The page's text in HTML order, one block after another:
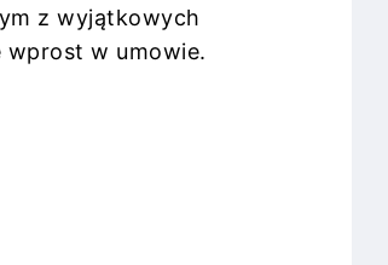
z wyjątkowych
wprost w umowie.